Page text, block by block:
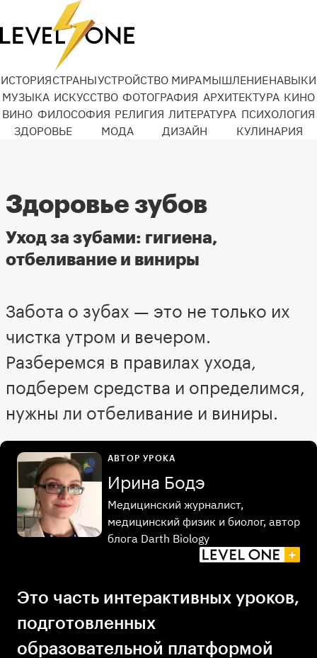
ИСТОРИЯСТРАНЫУСТРОЙСТВО МИРАМЫШЛЕНИЕНАВЫКИ
МУЗЫКА ИСКУССТВО ФОТОГРАФИЯ АРХИТЕКТУРА КИНО
ВИНО ФИЛОСОФИЯ РЕЛИГИЯ ЛИТЕРАТУРА ПСИХОЛОГИЯ
ЗДОРОВЬЕ
МОДА ДИЗАЙН КУЛИНАРИЯ
Здоровье зубов
Уход за зубами: гигиена,
отбеливание и виниры
Забота о зубах — это не только их
чистка утром и вечером.
Разберемся в правилах ухода,
подберем средства и определимся,
нужны ли отбеливание и виниры.
Это часть интерактивных уроков,
подготовленных
образовательной платформой
АВТОР УРОКА
Ирина Бодэ
Медицинский журналист,
медицинский физик и биолог, автор
блога Darth Biology